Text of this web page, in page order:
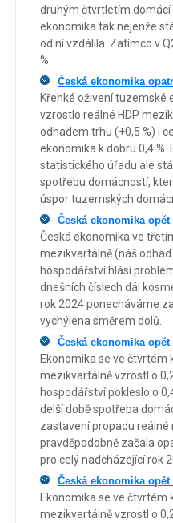
druhým čtvrtletím domácí
ekonomika tak nejenže
od ní vzdálila. Zatímco v
%.
Česká ekonomika
Křehké oživení tuzemské
vzrostlo reálné HDP
odhadem trhu (+0,5 %) i
ekonomika k dobru 0,4
statistického úřadu ale
spotřebu domácností,
úspor tuzemských
Česká ekonomika
Česká ekonomika ve
mezikvartálně (náš
hospodářství hlásí
dnešních číslech dál
rok 2024 ponecháváme
vychýlena směrem dolů.
Česká ekonomika
Ekonomika se ve čtvrtém
mezikvartálně vzrostl o
hospodářství pokleslo o
delší době spotřeba
zastavení propadu reálné
pravděpodobně začala
pro celý nadcházející rok
Česká ekonomika
Ekonomika se ve čtvrtém
mezikvartálně vzrostl o